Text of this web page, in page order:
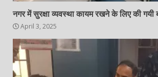
नगर में सुरक्षा व्यवस्था कायम रखने के लिए की गयी
April 3, 2025